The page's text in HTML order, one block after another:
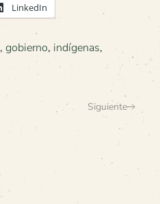
LinkedIn
, gobierno, indígenas,
Siguiente